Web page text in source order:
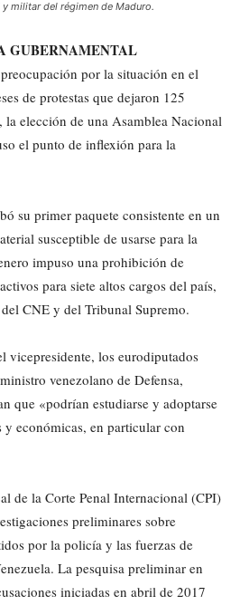
militar del régimen de Maduro.
GUBERNAMENTAL
por la situación en el
de protestas que dejaron 125
elección de una Asamblea Nacional
el punto de inflexión para la
su primer paquete consistente en un
susceptible de usarse para la
impuso una prohibición de
para siete altos cargos del país,
CNE y del Tribunal Supremo.
vicepresidente, los eurodiputados
venezolano de Defensa,
que «podrían estudiarse y adoptarse
económicas, en particular con
de la Corte Penal Internacional (CPI)
preliminares sobre
por la policía y las fuerzas de
La pesquisa preliminar en
iniciadas en abril de 2017